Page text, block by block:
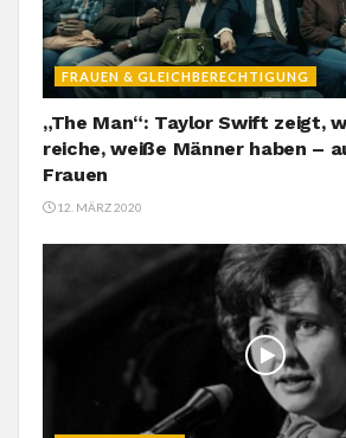
FRAUEN & GLEICHBERECHTIGUNG
„The Man“: Taylor Swift zeigt,
reiche, weiße Männer haben –
Frauen
12. MÄRZ 2020